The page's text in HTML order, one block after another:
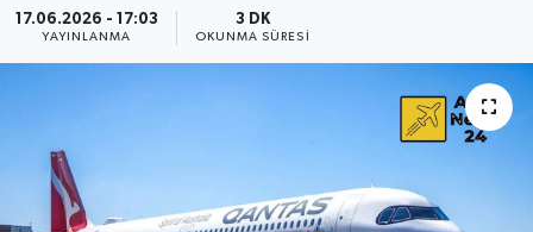
17.06.2026 - 17:03
YAYINLANMA
3 DK
OKUNMA SÜRESI